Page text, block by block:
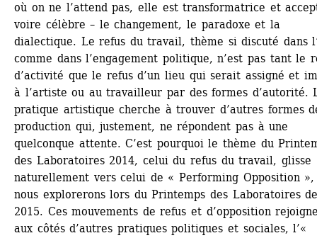
où on ne l’attend pas, elle est transformatrice et
voire célèbre – le changement, le paradoxe et la
dialectique. Le refus du travail, thème si discuté dans
comme dans l’engagement politique, n’est pas tant le
d’activité que le refus d’un lieu qui serait assigné et
à l’artiste ou au travailleur par des formes d’autorité.
pratique artistique cherche à trouver d’autres formes
production qui, justement, ne répondent pas à une
quelconque attente. C’est pourquoi le thème du
des Laboratoires 2014, celui du refus du travail, glisse
naturellement vers celui de « Performing Opposition »,
nous explorerons lors du Printemps des Laboratoires
2015. Ces mouvements de refus et d’opposition
aux côtés d’autres pratiques politiques et sociales, l’«